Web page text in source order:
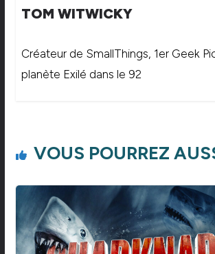
TOM WITWICKY
Créateur de SmallThings, 1er Geek
planète Exilé dans le 92
VOUS POURREZ